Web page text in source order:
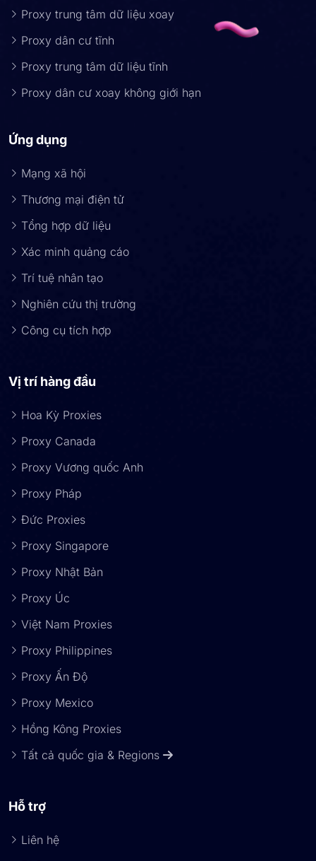
Proxy trung tâm dữ liệu xoay
Proxy dân cư tĩnh
Proxy trung tâm dữ liệu tĩnh
Proxy dân cư xoay không giới hạn
Ứng dụng
Mạng xã hội
Thương mại điện tử
Tổng hợp dữ liệu
Xác minh quảng cáo
Trí tuệ nhân tạo
Nghiên cứu thị trường
Công cụ tích hợp
Vị trí hàng đầu
Hoa Kỳ Proxies
Proxy Canada
Proxy Vương quốc Anh
Proxy Pháp
Đức Proxies
Proxy Singapore
Proxy Nhật Bản
Proxy Úc
Việt Nam Proxies
Proxy Philippines
Proxy Ấn Độ
Proxy Mexico
Hồng Kông Proxies
Tất cả quốc gia & Regions
Hỗ trợ
Liên hệ